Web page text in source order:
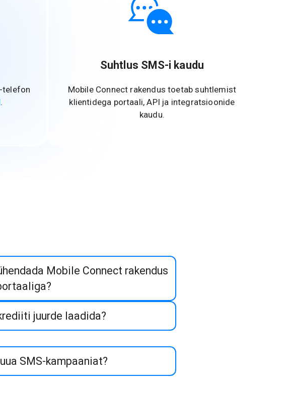
telefon
.
Suhtlus SMS-i kaudu
Mobile Connect rakendus toetab suhtlemist
klientidega portaali, API ja integratsioonide
kaudu.
Mobile Connect rakendus
juurde laadida?
SMS-kampaaniat?